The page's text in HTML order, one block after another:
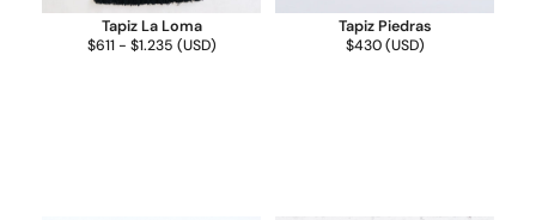
Tapiz La Loma
$611 - $1.235 (USD)
Tapiz Piedras
$430(USD)